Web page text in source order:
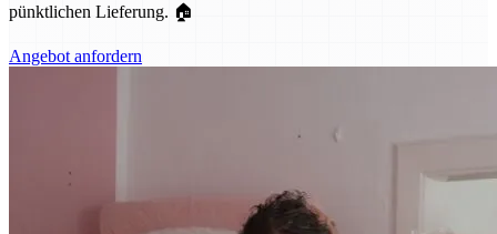
pünktlichen Lieferung. 🏠
Angebot anfordern